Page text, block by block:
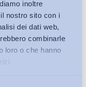
inoltre
nostro sito con i
dei dati web,
combinarle
loro o che hanno